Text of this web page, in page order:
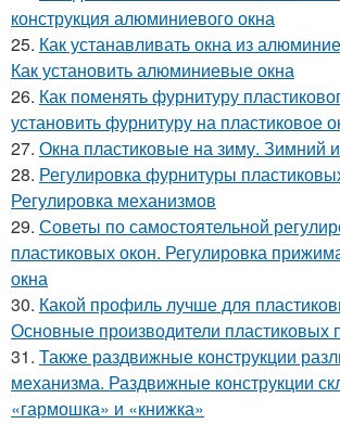
конструкция алюминиевого окна
25. Как устанавливать окна из
Как установить алюминиевые окна
26. Как поменять фурнитуру
установить фурнитуру на пластиковое
27. Окна пластиковые на зиму. Зимний
28. Регулировка фурнитуры
Регулировка механизмов
29. Советы по самостоятельной
пластиковых окон. Регулировка
окна
30. Какой профиль лучше для
Основные производители пластиковых
31. Также раздвижные конструкции
механизма. Раздвижные конструкции
«гармошка» и «книжка»